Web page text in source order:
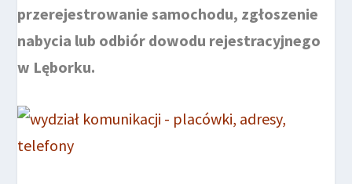
przerejestrowanie samochodu, zgłoszenie
nabycia lub odbiór dowodu rejestracyjnego
w Lęborku.